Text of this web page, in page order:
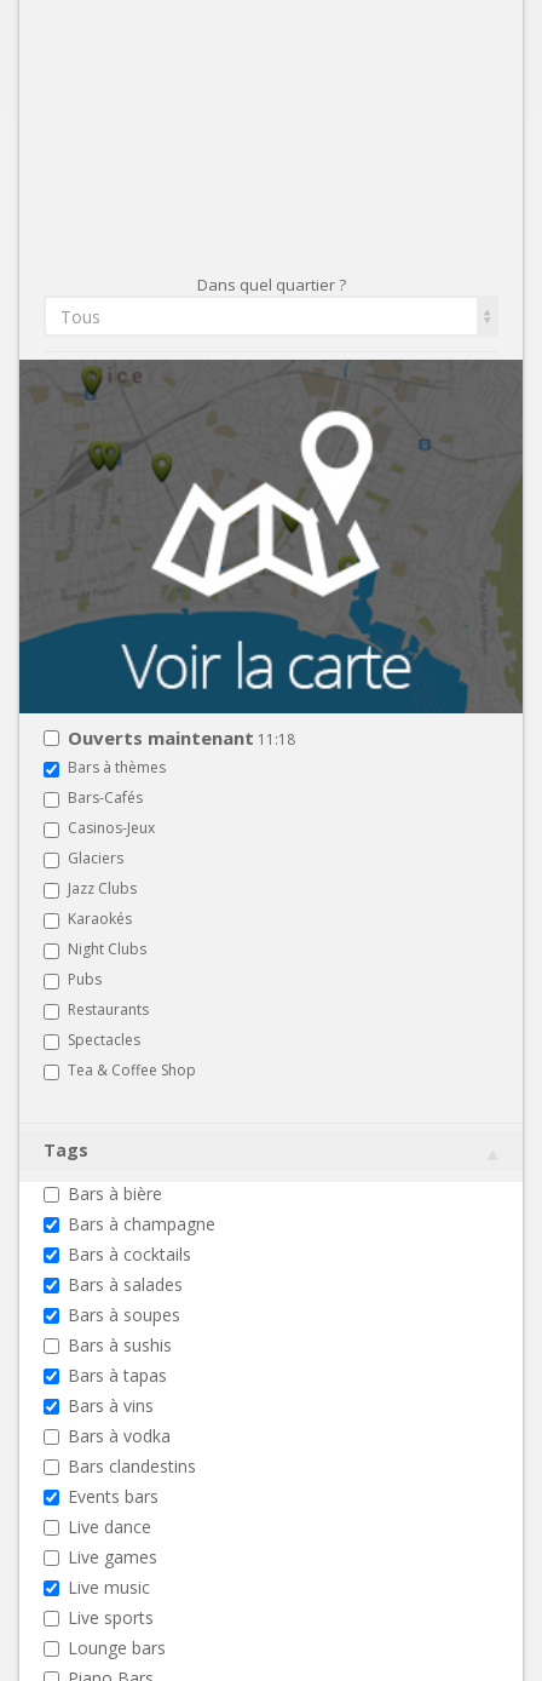
Dans quel quartier ?
Tous
Ouverts maintenant 11:18
Bars à thèmes
Bars-Cafés
Casinos-Jeux
Glaciers
Jazz Clubs
Karaokés
Night Clubs
Pubs
Restaurants
Spectacles
Tea & Coffee Shop
Tags
Bars à bière
Bars à champagne
Bars à cocktails
Bars à salades
Bars à soupes
Bars à sushis
Bars à tapas
Bars à vins
Bars à vodka
Bars clandestins
Events bars
Live dance
Live games
Live music
Live sports
Lounge bars